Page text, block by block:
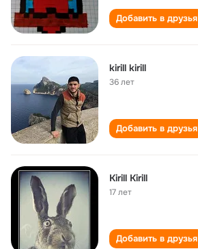
Добавить в друзья
kirill kirill
36 лет
Добавить в друзья
Kirill Kirill
17 лет
Добавить в друзья